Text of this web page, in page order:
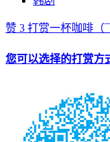
赞 3 打赏一杯咖啡 （
您可以选择的打赏方